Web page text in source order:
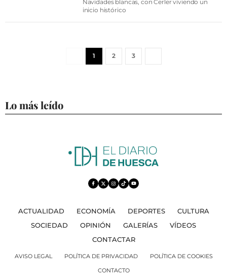
Navidades blancas, con Cerler viviendo un
inicio histórico
1 2 3
Lo más leído
ACTUALIDAD ECONOMÍA DEPORTES
CULTURA
SOCIEDAD
OPINIÓN GALERÍAS
VÍDEOS
CONTACTAR
AVISO LEGAL POLÍTICA DE PRIVACIDAD
POLÍTICA DE COOKIES
CONTACTO